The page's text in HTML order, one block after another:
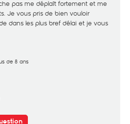
pas me déplaît fortement et me
Je vous pris de bien vouloir
dans les plus bref délai et je vous
de 8 ans